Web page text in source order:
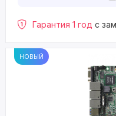
Гарантия 1 год с
НОВЫЙ